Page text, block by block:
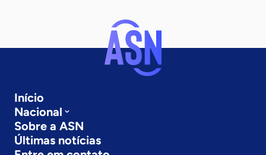
Início
Nacional
Sobre a ASN
Últimas notícias